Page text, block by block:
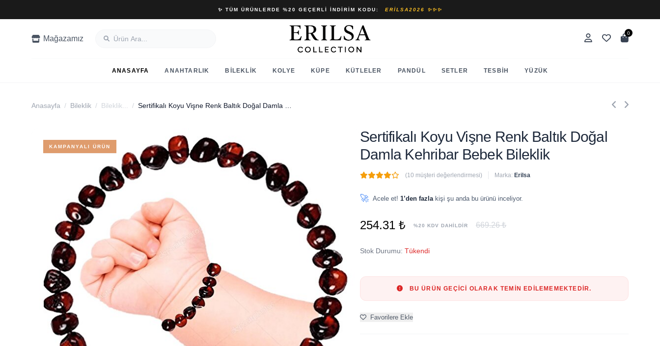
✨ TÜM ÜRÜNLERDE %20 GEÇERLI İNDIRIM KODU: ERILSA2026 ✨✨✨
Mağazamız
0
ANASAYFA ANAHTARLIK BILEKLIK KOLYE KÜPE KÜTLELER PANDÜL SETLER TESBIH YÜZÜK
Anasayfa / Bileklik / Bileklik... /
KAMPANYALI ÜRÜN
Sertifikalı Koyu Vişne Renk Baltık Doğal
Damla Kehribar Bebek Bileklik
(10 müşteri değerlendirmesi) Marka: Erilsa
🚀 Acele et! 1’den fazlakişi şu anda bu ürünü inceliyor.
254.31 ₺ %20 KDV DAHİLDİR 669.26 ₺
Stok Durumu: Tükendi
BU ÜRÜN GEÇICI OLARAK TEMIN EDILEMEMEKTEDIR.
Favorilere Ekle